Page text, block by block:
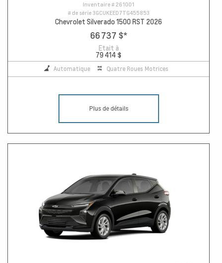
Inventaire # 261001
# de série3GCUKEED7TG455853
Chevrolet Silverado 1500 RST 2026
66 737 $*
Etait à
79 414 $
Automatique Quatre Roues Motrices
Plus de détails